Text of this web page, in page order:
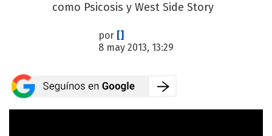
como Psicosis y West Side Story
por []
8 may 2013, 13:29